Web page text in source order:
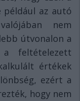
például az autó
nem
útvonalon a
feltételezett
értékek
ezért a
hogy nem